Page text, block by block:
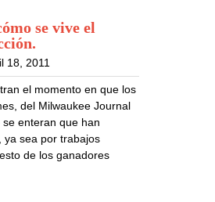
se vive el
.
18, 2011
el momento en que los
del Milwaukee Journal
enteran que han
ya sea por trabajos
de los ganadores